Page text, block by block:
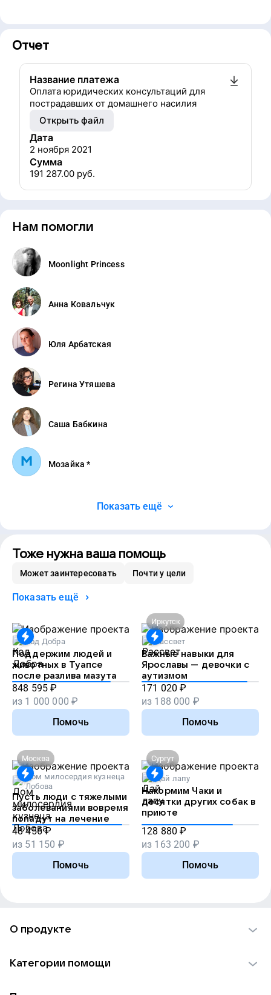
Отчет
Название платежа
Оплата юридических консультаций для
пострадавших от домашнего насилия
Открыть файл
Дата
2 ноября 2021
Сумма
191 287.00 руб.
Нам помогли
Moonlight Princess
Анна Ковальчук
Юля Арбатская
Регина Утяшева
Саша Бабкина
Мозайка *
Показать ещё
Тоже нужна ваша помощь
Может заинтересовать Почти у цели
Показать ещё
Код Добра
Поддержим людей и
животных в Туапсе
после разлива мазута
848 595 ₽
из 1 000 000 ₽
Помочь
Иркутск
Рассвет
Важные навыки для
Ярославы — девочки с
аутизмом
171 020 ₽
из 188 000 ₽
Помочь
Москва
Дом милосердия кузнеца
Лобова
Пусть люди с тяжелыми
заболеваниями вовремя
попадут на лечение
48 456 ₽
из 51 150 ₽
Помочь
Сургут
Дай лапу
Накормим Чаки и
десятки других собак в
приюте
128 880 ₽
из 163 200 ₽
Помочь
О продукте
Использование материалов
Категории помощи